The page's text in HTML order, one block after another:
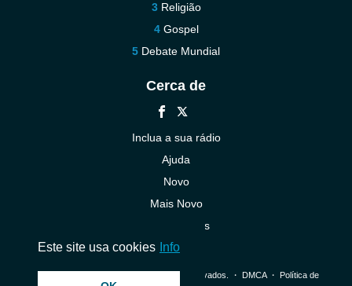
Religião
Gospel
Debate Mundial
Cerca de
Inclua a sua rádio
Ajuda
Novo
Mais Novo
Contacte-nos
© 2026 InstantAudio. Todos os direitos reservados. ・ DMCA・ Política de
Este site usa cookies Info